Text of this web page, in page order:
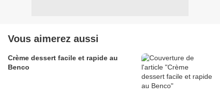
Vous aimerez aussi
Crème dessert facile et rapide au
Benco